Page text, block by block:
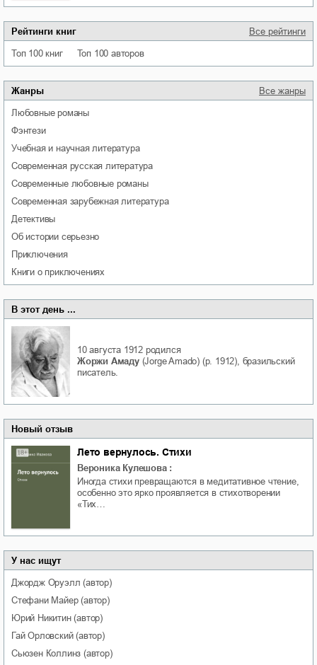
Рейтинги книг Все рейтинги
Топ 100 книг Топ 100 авторов
Жанры Все жанры
любовные романы
фэнтези
учебная и научная литература
современная русская литература
современные любовные романы
современная зарубежная литература
детективы
об истории серьезно
приключения
книги о приключениях
В этот день ...
10 августа 1912 родился
Жоржи Амаду(Jorge Amado) (р. 1912), бразильский
писатель.
Новый отзыв
Лето вернулось. Стихи
Вероника Кулешова :
Иногда стихи превращаются в медитативное чтение,
особенно это ярко проявляется в стихотворении
«Тих…
У нас ищут
Джордж Оруэлл (автор)
Стефани Майер(автор)
Юрий Никитин(автор)
Гай Орловский(автор)
Сьюзен Коллинз (автор)